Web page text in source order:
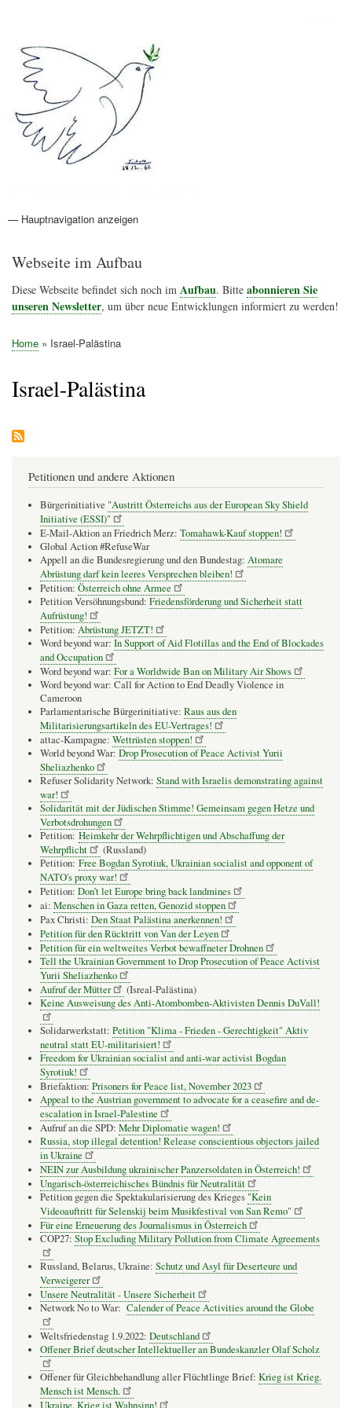
Hauptnavigation
— Hauptnavigation anzeigen
Aktionen
Friedensbewegung
Friedensprojekte
Home
Konflikte
Links
Narichtenlinks
News
Politik
Termine
Texte
Kunst
Friedensexperten
Friedensforschung
Friedensinitiativen
Friedensnachrichten
Webseite im Aufbau
Diese Webseite befindet sich noch im Aufbau. Bitte abonnieren Sie
unseren Newsletter, um über neue Entwicklungen informiert zu werden!
Home Israel-Palästina
Israel-Palästina
Petitionen und andere Aktionen
Bürgerinitiative "Austritt Österreichs aus der European Sky Shield
Initiative (ESSI)"
E-Mail-Aktion an Friedrich Merz: Tomahawk-Kauf stoppen!
Global Action #RefuseWar
Appell an die Bundesregierung und den Bundestag: Atomare
Abrüstung darf kein leeres Versprechen bleiben!
Petition: Österreich ohne Armee
Petition Versöhnungsbund: Friedensförderung und Sicherheit statt
Aufrüstung!
Petition: Abrüstung JETZT!
Word beyond war: In Support of Aid Flotillas and the End of Blockades
and Occupation
Word beyond war: For a Worldwide Ban on Military Air Shows
Word beyond war: Call for Action to End Deadly Violence in
Cameroon
Parlamentarische Bürgerinitiative: Raus aus den
Militarisierungsartikeln des EU-Vertrages!
attac-Kampagne: Wettrüsten stoppen!
World beyond War: Drop Prosecution of Peace Activist Yurii
Sheliazhenko
Refuser Solidarity Network: Stand with Israelis demonstrating against
war!
Solidarität mit der Jüdischen Stimme! Gemeinsam gegen Hetze und
Verbotsdrohungen
Petition: Heimkehr der Wehrpflichtigen und Abschaffung der
Wehrpflicht
(Russland)
Petition: Free Bogdan Syrotiuk, Ukrainian socialist and opponent of
NATO's proxy war!
Petition: Don’t let Europe bring back landmines
ai: Menschen in Gaza retten, Genozid stoppen
Pax Christi: Den Staat Palästina anerkennen!
Petition für den Rücktritt von Van der Leyen
Petition für ein weltweites Verbot bewaffneter Drohnen
Tell the Ukrainian Government to Drop Prosecution of Peace Activist
Yurii Sheliazhenko
Aufruf der Mütter
(Isreal-Palästina)
Keine Ausweisung des Anti-Atombomben-Aktivisten Dennis DuVall!
Solidarwerkstatt: Petition "Klima - Frieden - Gerechtigkeit" Aktiv
neutral statt EU-militarisiert!
Freedom for Ukrainian socialist and anti-war activist Bogdan
Syrotiuk!
Briefaktion: Prisoners for Peace list, November 2023
Appeal to the Austrian government to advocate for a ceasefire and de-
escalation in Israel-Palestine
Aufruf an die SPD: Mehr Diplomatie wagen!
Russia, stop illegal detention! Release conscientious objectors jailed
in Ukraine
NEIN zur Ausbildung ukrainischer Panzersoldaten in Österreich!
Ungarisch-österreichisches Bündnis für Neutralität
Petition gegen die Spektakularisierung des Krieges "Kein
Videoauftritt für Selenskij beim Musikfestival von San Remo"
Für eine Erneuerung des Journalismus in Österreich
COP27: Stop Excluding Military Pollution from Climate Agreements
Russland, Belarus, Ukraine: Schutz und Asyl für Deserteure und
Verweigerer
Unsere Neutralität - Unsere Sicherheit
Network No to War: Calender of Peace Activities around the Globe
Weltsfriedenstag 1.9.2022: Deutschland
Offener Brief deutscher Intellektueller an Bundeskanzler Olaf Scholz
Offener für Gleichbehandlung aller Flüchtlinge Brief: Krieg ist Krieg.
Mensch ist Mensch.